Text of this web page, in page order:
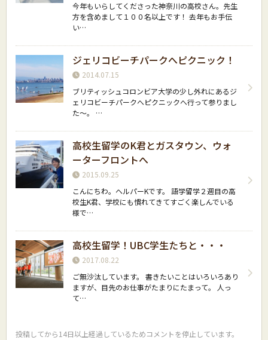
今年もいらしてくださった神奈川の高校さん。先生
方を含めまして１００名以上です！ 去年もお手伝
い…
ジェリコビーチパークへピクニック！
2014.07.15
ブリティッシュコロンビア大学の少し外れにあるジ
ェリコビーチパークへピクニックへ行って参りまし
た〜。 …
高校生留学のK君とガスタウン、ウォ
ーターフロントへ
2015.09.25
こんにちわ。ヘルパーKです。 語学留学２週目の高
校生K君、学校にも慣れてきてすごく楽しんでいる
様で…
高校生留学！UBC学生たちと・・・
2017.08.22
ご無沙汰しています。 書きたいことはいろいろあり
ますが、目先のお仕事がたまりにたまって。 人っ
て…
投稿してから14日以上経過しているためコメントを停止しています。